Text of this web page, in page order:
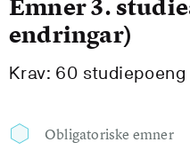
Emner 3.
endringar)
Krav: 60 studiepoeng
Obligatoriske emner